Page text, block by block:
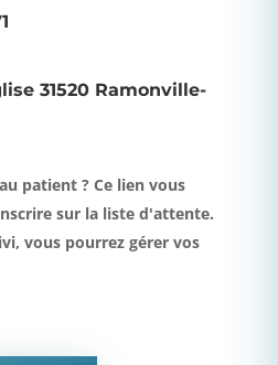
31520 Ramonville-
patient ? Ce lien vous
sur la liste d'attente.
vous pourrez gérer vos